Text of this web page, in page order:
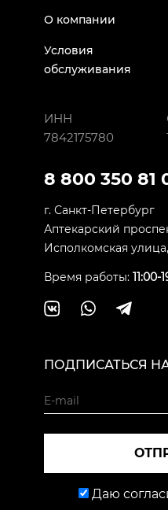
О компании
Условия
обслуживания
ИНН
7842175780
8 800 350 81
г. Санкт-Петербург
Аптекарский
Исполкомская улица,
Время работы: 11:00-
ПОДПИСАТЬСЯ
Даю